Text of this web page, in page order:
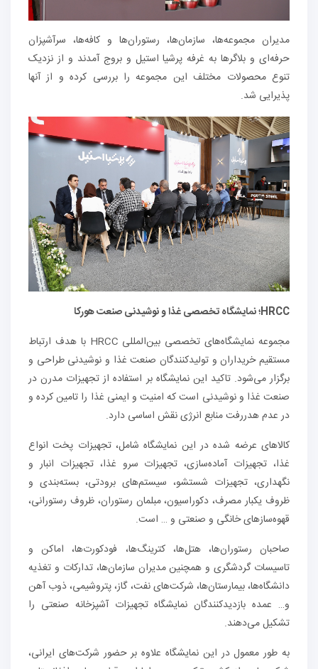
مدیران مجموعه‌ها، سازمان‌ها، رستوران‌ها و کافه‌ها، سرآشپزان
حرفه‌ای و بلاگرها به غرفه پرشیا استیل و بروج آمدند و از نزدیک
تنوع محصولات مختلف این مجموعه را بررسی کرده و از آنها
پذیرایی شد.
HRCC؛ نمایشگاه تخصصی غذا و نوشیدنی صنعت هورکا
مجموعه نمایشگاه‌های تخصصی بین‌المللی HRCC با هدف ارتباط
مستقیم خریداران و تولیدکنندگان صنعت غذا و نوشیدنی طراحی و
برگزار می‌شود. تاکید این نمایشگاه بر استفاده از تجهیزات مدرن در
صنعت غذا و نوشیدنی است که امنیت و ایمنی غذا را تامین کرده و
در عدم هدررفت منابع انرژی نقش اساسی دارد.
کالاهای عرضه شده در این نمایشگاه شامل، تجهیزات پخت انواع
غذا، تجهیزات آماده‌سازی، تجهیزات سرو غذا، تجهیزات انبار و
نگهداری، تجهیزات شستشو، سیستم‌های برودتی، بسته‌بندی و
ظروف یکبار مصرف، دکوراسیون، مبلمان رستوران، ظروف رستورانی،
قهوه‌سازهای خانگی و صنعتی و … است.
صاحبان رستوران‌ها، هتل‌ها، کترینگ‌ها، فودکورت‌ها، اماکن و
تاسیسات گردشگری و همچنین مدیران سازمان‌ها، تدارکات و تغذیه
دانشگاه‌ها، بیمارستان‌ها، شرکت‌های نفت، گاز، پتروشیمی، ذوب آهن
و… عمده بازدیدکنندگان نمایشگاه تجهیزات آشپزخانه صنعتی را
تشکیل می‌دهند.
به طور معمول در این نمایشگاه علاوه بر حضور شرکت‌های ایرانی،